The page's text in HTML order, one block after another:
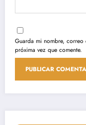
Guarda mi nombre,
próxima vez que comente.